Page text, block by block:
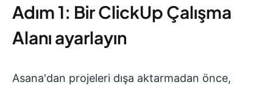
Adım 1: Bir ClickUp Çalışma
Alanı ayarlayın
Asana'dan projeleri dışa aktarmadan önce,